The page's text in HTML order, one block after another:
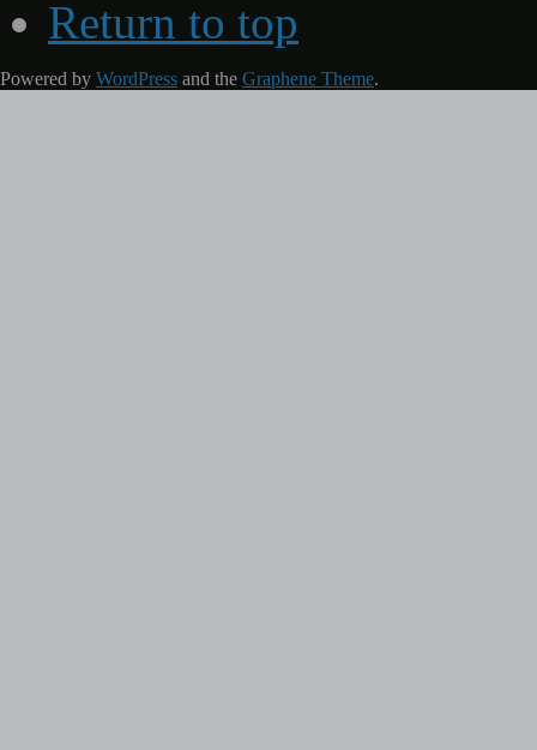
Return to top
Powered by WordPress and the Graphene Theme.